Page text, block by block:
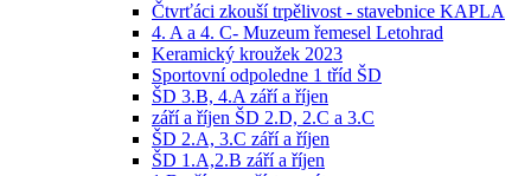
Čtvrťáci zkouší trpělivost - stavebnice KAPLA
4. A a 4. C- Muzeum řemesel Letohrad
Keramický kroužek 2023
Sportovní odpoledne 1 tříd ŠD
ŠD 3.B, 4.A září a říjen
září a říjen ŠD 2.D, 2.C a 3.C
ŠD 2.A, 3.C září a říjen
ŠD 1.A,2.B září a říjen